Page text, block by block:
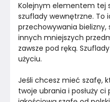
Kolejnym elementem tej
szuflady wewnętrzne. To
przechowywania
innych mniejszych
zawsze pod ręką.
użyciu.
Jeśli chcesz mieć szafę,
twoje ubrania i posłuży ci